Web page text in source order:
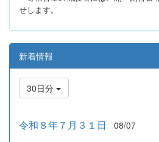
せします。
新着情報
30日分
令和８年７月３１日 08/07